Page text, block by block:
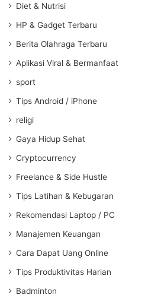
Diet & Nutrisi
HP & Gadget Terbaru
Berita Olahraga Terbaru
Aplikasi Viral & Bermanfaat
sport
Tips Android / iPhone
religi
Gaya Hidup Sehat
Cryptocurrency
Freelance & Side Hustle
Tips Latihan & Kebugaran
Rekomendasi Laptop / PC
Manajemen Keuangan
Cara Dapat Uang Online
Tips Produktivitas Harian
Badminton